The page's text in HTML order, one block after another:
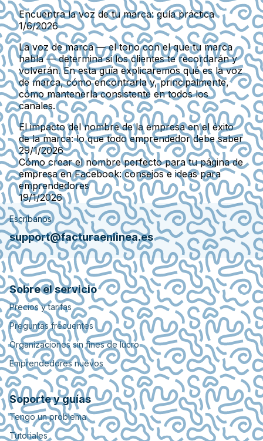
Encuentra la voz de tu marca: guía práctica
1/6/2026
La voz de marca — el tono con el que tu marca
habla — determina si los clientes te recordarán y
volverán. En esta guía explicaremos qué es la voz
de marca, cómo encontrarla y, principalmente,
cómo mantenerla consistente en todos los
canales.
El impacto del nombre de la empresa en el éxito
de la marca: lo que todo emprendedor debe saber
29/1/2026
Cómo crear el nombre perfecto para tu página de
empresa en Facebook: consejos e ideas para
emprendedores
19/1/2026
Escríbanos
support@facturaenlinea.es
Sobre el servicio
Precios y tarifas
Preguntas frecuentes
Organizaciones sin fines de lucro
Emprendedores nuevos
Soporte y guías
Tengo un problema
Tutoriales